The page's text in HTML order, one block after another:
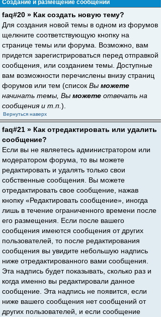
Создание и размещение сообщений
faq#20 » Как создать новую тему?
Для создания новой темы в одном из форумов
щелкните соответствующую кнопку на
странице темы или форума. Возможно, вам
придется зарегистрироваться перед отправкой
сообщения, или созданием темы. Доступные
вам возможности перечислены внизу страниц
форумов или тем (список Вы можете
начинать темы, Вы можете отвечать на
сообщения и т.п. ).
Вернуться наверх
faq#21 » Как отредактировать или удалить
сообщение?
Если вы не являетесь администратором или
модератором форума, то вы можете
редактировать и удалять только свои
собственные сообщения. Вы можете
отредактировать свое сообщение, нажав
кнопку «Редактировать сообщение», иногда
лишь в течение ограниченного времени после
его размещения. Если после вашего
сообщения имеются сообщения от других
пользователей, то после редактирования
сообщения вы увидите небольшую надпись
ниже отредактированного вами сообщения.
Эта надпись будет показывать, сколько раз и
когда именно вы редактировали данное
сообщение. Эта надпись не появится, если
ниже вашего сообщения нет сообщений от
других пользователей, и если сообщение